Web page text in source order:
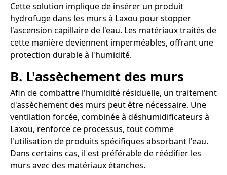
Cette solution implique de insérer un produit
hydrofuge dans les murs à Laxou pour stopper
l'ascension capillaire de l'eau. Les matériaux traités de
cette manière deviennent imperméables, offrant une
protection durable à l'humidité.
B. L'assèchement des murs
Afin de combattre l'humidité résiduelle, un traitement
d'assèchement des murs peut être nécessaire. Une
ventilation forcée, combinée à déshumidificateurs à
Laxou, renforce ce processus, tout comme
l'utilisation de produits spécifiques absorbant l'eau.
Dans certains cas, il est préférable de réédifier les
murs avec des matériaux étanches.